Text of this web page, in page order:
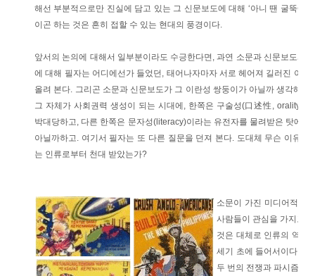
해선 부분적으로만 진실에 담고 있는 그 신문보도에 대해 ‘아니 땐 굴뚝에
이곤 하는 것은 흔히 접할 수 있는 현대의 풍경이다.
앞서의 논의에 대해서 일부분이라도 수긍한다면, 과연 소문과 신문보도와
에 대해 필자는 어디에선가 들었던, 태어나자마자 서로 헤어져 길러진 이란
올려 본다. 그리곤 소문과 신문보도가 그 이란성 쌍둥이가 아닐까 생각해
그 자체가 사회권력 생성이 되는 시대에, 한쪽은 구술성(口述性, orality)이
박대당하고, 다른 한쪽은 문자성(literacy)이라는 유전자를 물려받은 탓에
아닐까하고. 여기서 필자는 또 다른 질문을 던져 본다. 도대체 무슨 이유
는 인류로부터 천대 받았는가?
소문이 가진 미디어적 성
사람들이 관심을 가지고
것은 대체로 인류의 역사
세기 초에 들어서이다.
두 번의 전쟁과 파시즘,